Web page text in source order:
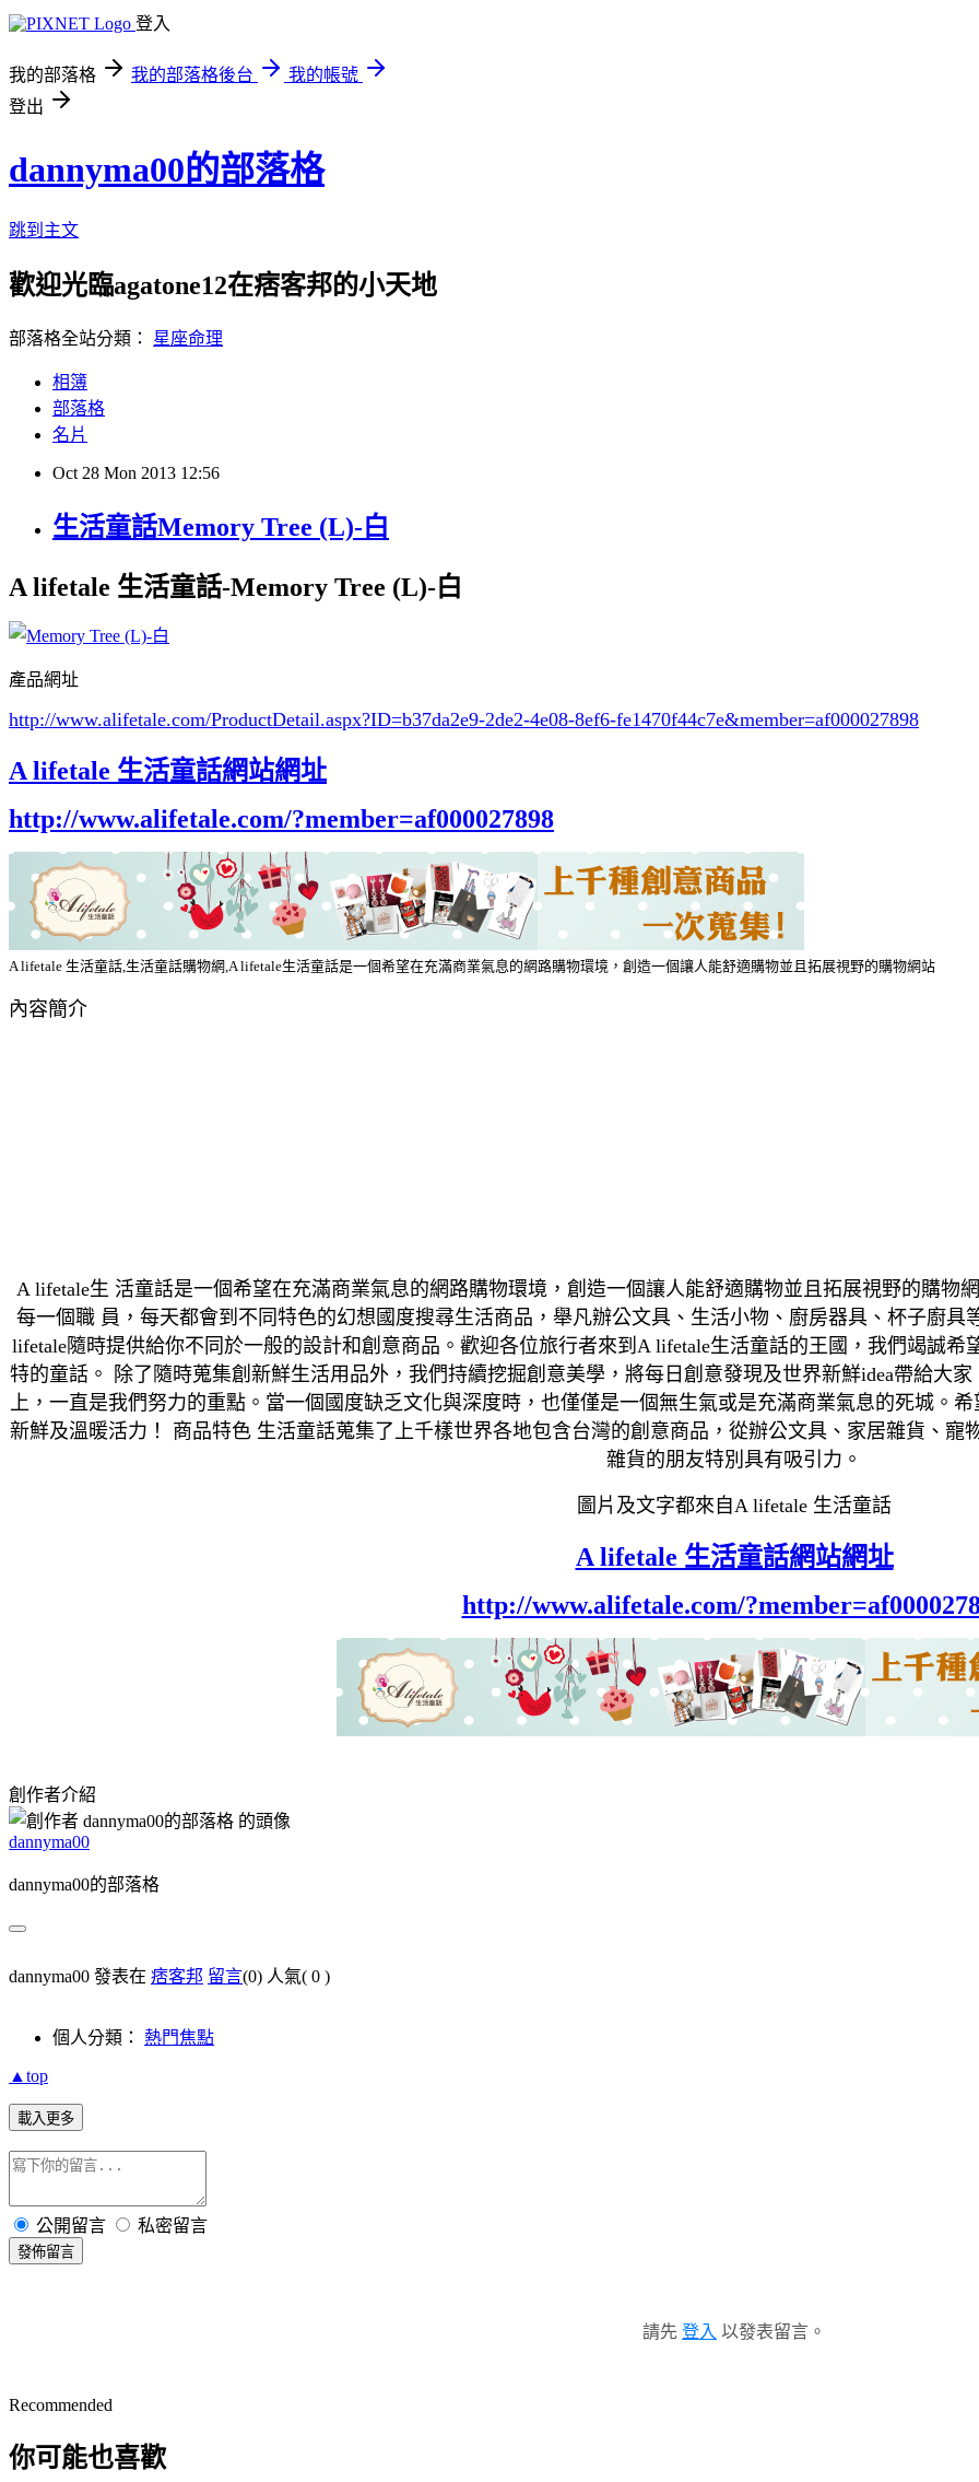
登入
我的部落格 我的部落格後台
我的帳號
登出
dannyma00的部落格
跳到主文
歡迎光臨agatone12在痞客邦的小天地
部落格全站分類： 星座命理
相簿
部落格
名片
Oct 28 Mon 2013 12:56
生活童話Memory Tree (L)-白
A lifetale 生活童話-Memory Tree (L)-白
產品網址
http://www.alifetale.com/ProductDetail.aspx?ID=b37da2e9-2de2-4e08-8ef6-fe1470f44c7e&member=af000027898
A lifetale 生活童話網站網址
http://www.alifetale.com/?member=af000027898
A lifetale 生活童話,生活童話購物網,A lifetale生活童話是一個希望在充滿商業氣息的網路購物環境，創造一個讓人能舒適購物並且拓展視野的購物網站
內容簡介
A lifetale生 活童話是一個希望在充滿商業氣息的網路購物環境，創造一個讓人能舒適購物並且拓展視野的購物
每一個職 員，每天都會到不同特色的幻想國度搜尋生活商品，舉凡辦公文具、生活小物、廚房器具、杯子廚
lifetale隨時提供給你不同於一般的設計和創意商品。歡迎各位旅行者來到A lifetale生活童話的王國，我們竭誠
特的童話。 除了隨時蒐集創新鮮生活用品外，我們持續挖掘創意美學，將每日創意發現及世界新鮮idea帶給大
上，一直是我們努力的重點。當一個國度缺乏文化與深度時，也僅僅是一個無生氣或是充滿商業氣息的死城。
新鮮及溫暖活力！ 商品特色 生活童話蒐集了上千樣世界各地包含台灣的創意商品，從辦公文具、家居雜貨、寵
雜貨的朋友特別具有吸引力。
圖片及文字都來自A lifetale 生活童話
A lifetale 生活童話網站網址
http://www.alifetale.com/
創作者介紹
dannyma00
dannyma00的部落格
dannyma00 發表在 痞客邦 留言(0) 人氣( 0 )
個人分類： 熱門焦點
▲top
載入更多
公開留言 私密留言
發佈留言
請先 登入 以發表留言。
Recommended
你可能也喜歡